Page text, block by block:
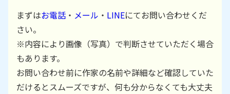
まずはお電話 ・ メール ・ LINEにてお問い合わせくだ
さい。
※内容により画像（写真）で判断させていただく場合
もあります。
お問い合わせ前に作家の名前や詳細など確認していた
だけるとスムーズですが、何も分からなくても大丈夫